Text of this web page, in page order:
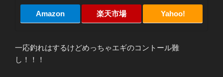
Amazon 楽天市場 Yahoo!
一応釣れはするけどめっちゃエギのコントール難
し！！！